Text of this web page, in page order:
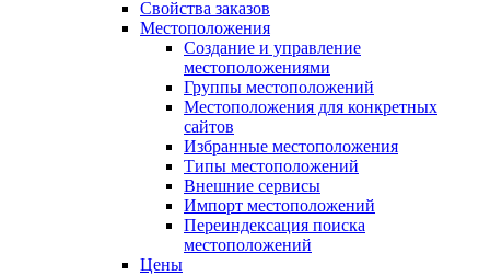
Свойства заказов
Местоположения
Создание и управление
местоположениями
Группы местоположений
Местоположения для конкретных
сайтов
Избранные местоположения
Типы местоположений
Внешние сервисы
Импорт местоположений
Переиндексация поиска
местоположений
Цены